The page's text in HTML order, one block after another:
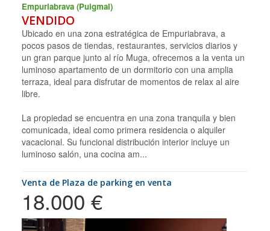
Empuriabrava (Puigmal)
VENDIDO
Ubicado en una zona estratégica de Empuriabrava, a
pocos pasos de tiendas, restaurantes, servicios diarios y
un gran parque junto al río Muga, ofrecemos a la venta un
luminoso apartamento de un dormitorio con una amplia
terraza, ideal para disfrutar de momentos de relax al aire
libre.
La propiedad se encuentra en una zona tranquila y bien
comunicada, ideal como primera residencia o alquiler
vacacional. Su funcional distribución interior incluye un
luminoso salón, una cocina am...
Venta de Plaza de parking en venta
18.000 €